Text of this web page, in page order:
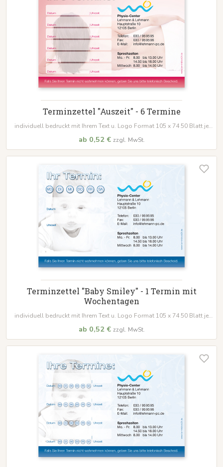
Terminzettel "Auszeit" - 6 Termine
individuell bedruckt mit Ihrem Text u. Logo Format 105 x 74 50 Blatt je
ab 0,52 € zzgl. MwSt.
Terminzettel "Baby Smiley" - 1 Termin mit
Wochentagen
individuell bedruckt mit Ihrem Text u. Logo Format 105 x 74 50 Blatt je
ab 0,52 € zzgl. MwSt.